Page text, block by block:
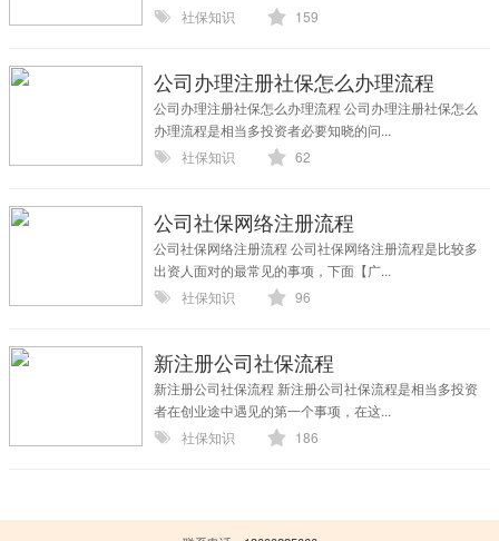
社保知识
159
公司办理注册社保怎么办理流程
公司办理注册社保怎么办理流程 公司办理注册社保怎么
办理流程是相当多投资者必要知晓的问...
社保知识
62
公司社保网络注册流程
公司社保网络注册流程 公司社保网络注册流程是比较多
出资人面对的最常见的事项，下面【广...
社保知识
96
新注册公司社保流程
新注册公司社保流程 新注册公司社保流程是相当多投资
者在创业途中遇见的第一个事项，在这...
社保知识
186